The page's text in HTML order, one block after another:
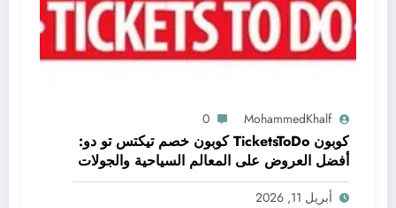
MohammedKhalf
0
كوبون TicketsToDo كوبون خصم تيكتس تو دو:
أفضل العروض على المعالم السياحية والجولات
والمنتزهات الترفيهية وتجارب السفر حول العالم
أبريل 11, 2026